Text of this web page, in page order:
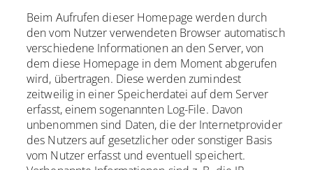
Beim Aufrufen dieser Homepage werden durch
den vom Nutzer verwendeten Browser automatisch
verschiedene Informationen an den Server, von
dem diese Homepage in dem Moment abgerufen
wird, übertragen. Diese werden zumindest
zeitweilig in einer Speicherdatei auf dem Server
erfasst, einem sogenannten Log-File. Davon
unbenommen sind Daten, die der Internetprovider
des Nutzers auf gesetzlicher oder sonstiger Basis
vom Nutzer erfasst und eventuell speichert.